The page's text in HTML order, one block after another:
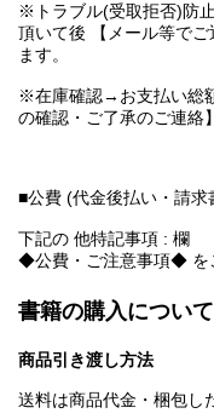
※トラブル(受取拒否)防
頂いて後 【メール等で
ます。
※在庫確認→お支払い総
の確認・ご了承のご連絡
■公費 (代金後払い・請求
下記の 他特記事項 : 欄
◆公費・ご注意事項◆ を
書籍の購入について
商品引き渡し方法
送料は商品代金・梱包し